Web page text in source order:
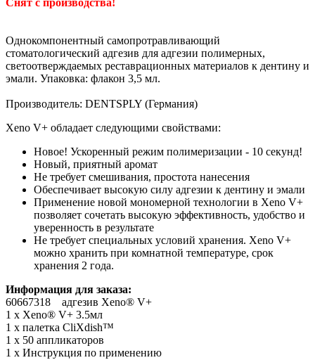
Снят с производства!
Однокомпонентный самопротравливающий
стоматологический адгезив для адгезии полимерных,
светоотверждаемых реставрационных материалов к дентину и
эмали. Упаковка: флакон 3,5 мл.
Производитель: DENTSPLY (Германия)
Xeno V+ обладает следующими свойствами:
Новое! Ускоренный режим полимеризации - 10 секунд!
Новый, приятный аромат
Не требует смешивания, простота нанесения
Обеспечивает высокую силу адгезии к дентину и эмали
Применение новой мономерной технологии в Xeno V+
позволяет сочетать высокую эффективность, удобство и
уверенность в результате
Не требует специальных условий хранения. Xeno V+
можно хранить при комнатной температуре, срок
хранения 2 года.
Информация для заказа:
60667318 адгезив Xeno® V+
1 x Xeno® V+ 3.5мл
1 x палетка CliXdish™
1 x 50 аппликаторов
1 x Инструкция по применению